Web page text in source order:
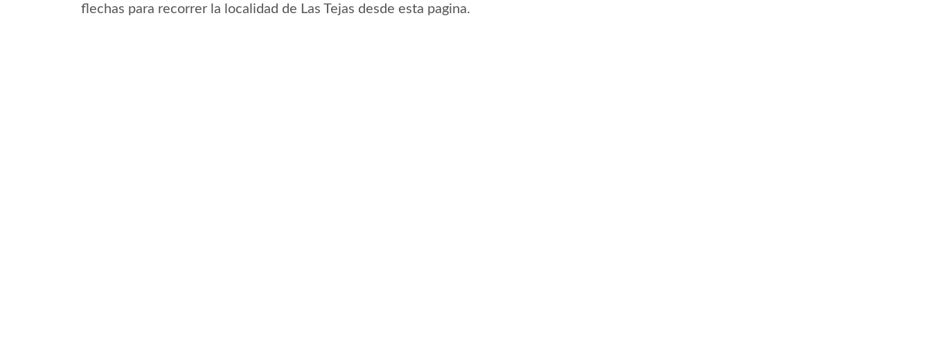
flechas para recorrer la localidad de Las Tejas desde esta pagina.